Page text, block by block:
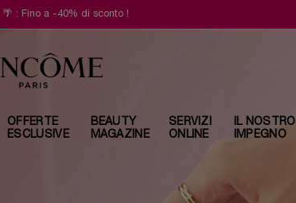
🌴 : Fino a -40% di sconto !
OFFERTE
ESCLUSIVE
BEAUTY
MAGAZINE
SERVIZI
ONLINE
IL NOSTRO
IMPEGNO